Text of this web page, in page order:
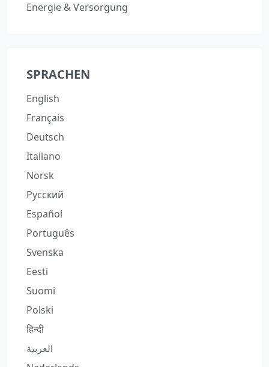
Energie & Versorgung
SPRACHEN
English
Français
Deutsch
Italiano
Norsk
Русский
Español
Português
Svenska
Eesti
Suomi
Polski
हिन्दी
العربية